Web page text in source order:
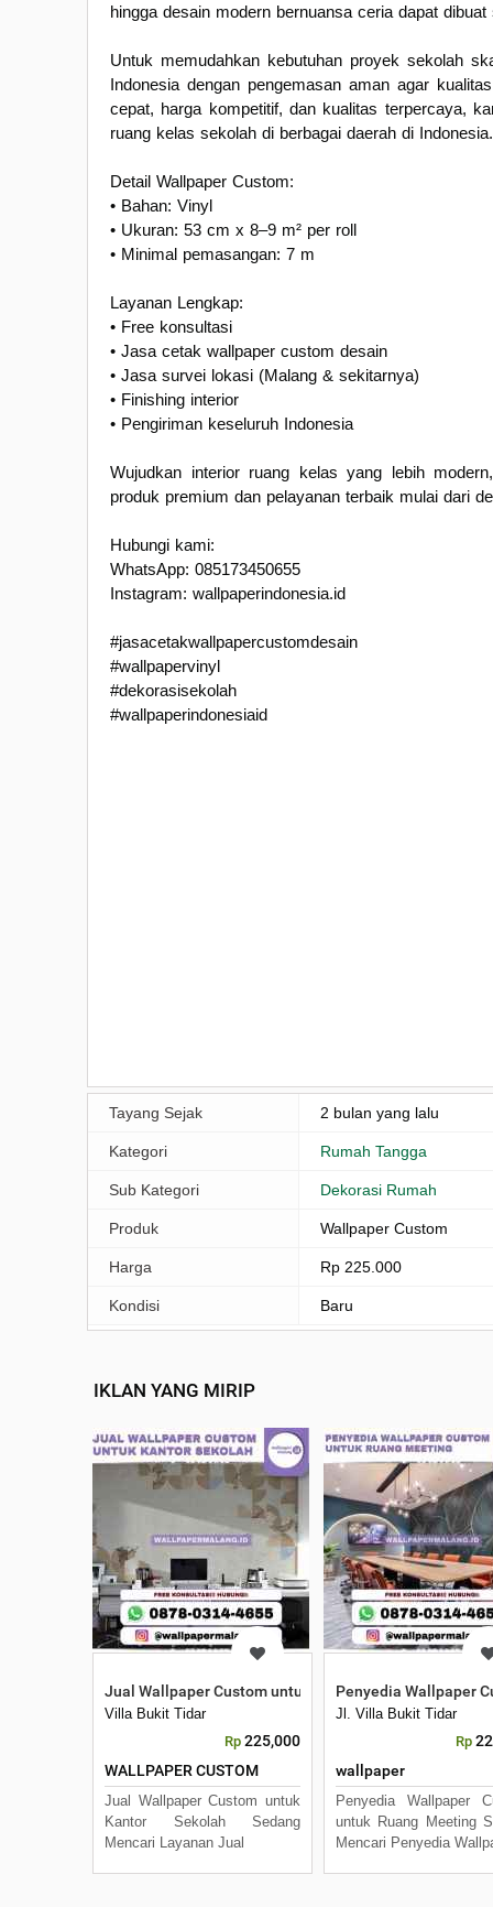
hingga desain modern bernuansa ceria dapat
Untuk memudahkan kebutuhan proyek sekolah
Indonesia dengan pengemasan aman agar
cepat, harga kompetitif, dan kualitas terpercaya,
ruang kelas sekolah di berbagai daerah di Indonesia.
Detail Wallpaper Custom:
• Bahan: Vinyl
• Ukuran: 53 cm x 8–9 m² per roll
• Minimal pemasangan: 7 m
Layanan Lengkap:
• Free konsultasi
• Jasa cetak wallpaper custom desain
• Jasa survei lokasi (Malang & sekitarnya)
• Finishing interior
• Pengiriman keseluruh Indonesia
Wujudkan interior ruang kelas yang lebih
produk premium dan pelayanan terbaik mulai dari
Hubungi kami:
WhatsApp: 085173450655
Instagram: wallpaperindonesia.id
#jasacetakwallpapercustomdesain
#wallpapervinyl
#dekorasisekolah
#wallpaperindonesiaid
Tayang Sejak 2 bulan yang lalu
Kategori Rumah Tangga
Sub Kategori Dekorasi Rumah
Produk Wallpaper Custom
Harga Rp 225.000
Kondisi Baru
IKLAN YANG MIRIP
Jual Wallpaper Custom untuk Kantor Sekolah
Villa Bukit Tidar
Rp 225,000
WALLPAPER CUSTOM
Jual Wallpaper Custom untuk
Kantor Sekolah Sedang
Mencari Layanan Jual
Penyedia Wallpaper
Jl. Villa Bukit Tidar
Rp
wallpaper
Penyedia Wallpaper
untuk Ruang Meeting
Mencari Penyedia